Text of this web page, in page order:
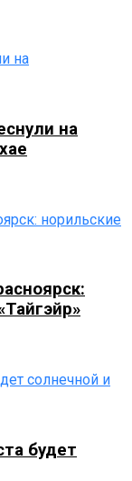
на
будет